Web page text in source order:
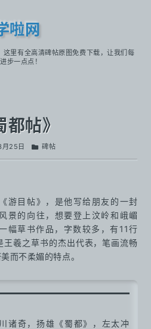
啦网
里有全高清碑帖原图免费下载，让我们每
步一点点！
帖》
25日 碑帖
游目帖》，是他写给朋友的一封
景的向往，想要登上汶岭和峨嵋
幅草书作品，字数较多，有11行
羲之草书的杰出代表，笔画流畅
而不柔媚的特点。
诸奇，扬雄《蜀都》，左太冲